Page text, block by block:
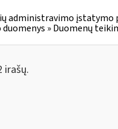
administravimo įstatymo
» Duomenų
irašų.